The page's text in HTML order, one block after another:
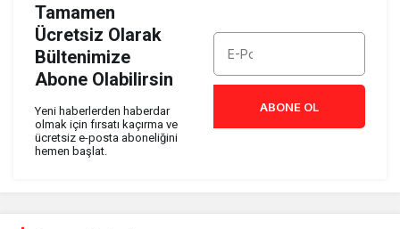
Tamamen
Ücretsiz Olarak
Bültenimize
Abone Olabilirsin
Yeni haberlerden haberdar
olmak için fırsatı kaçırma ve
ücretsiz e-posta aboneliğini
hemen başlat.
ABONE OL